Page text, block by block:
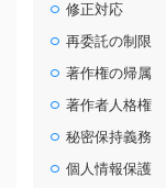
修正対応
再委託の制限
著作権の帰属
著作者人格権
秘密保持義務
個人情報保護